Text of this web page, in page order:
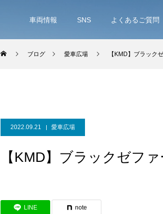
車両情報 SNS よくあるご質問
ブログ 愛車広場 【KMD】ブラック
2022.09.21 愛車広場
【KMD】ブラックゼファ
LINE note